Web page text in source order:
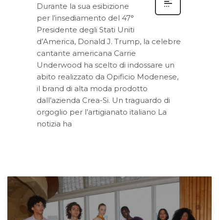
Durante la sua esibizione
per l’insediamento del 47°
Presidente degli Stati Uniti
d’America, Donald J. Trump, la celebre
cantante americana Carrie
Underwood ha scelto di indossare un
abito realizzato da Opificio Modenese,
il brand di alta moda prodotto
dall’azienda Crea-Si. Un traguardo di
orgoglio per l’artigianato italiano La
notizia ha